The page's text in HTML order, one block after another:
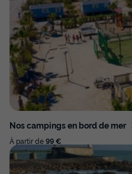
Nos campings en bord de mer
À partir de99 €